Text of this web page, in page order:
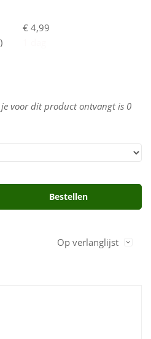
€ 4,99
voor dit product ontvangt is 0
Bestellen
Op verlanglijst